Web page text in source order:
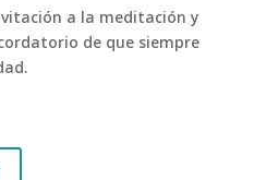
a la meditación y
de que siempre